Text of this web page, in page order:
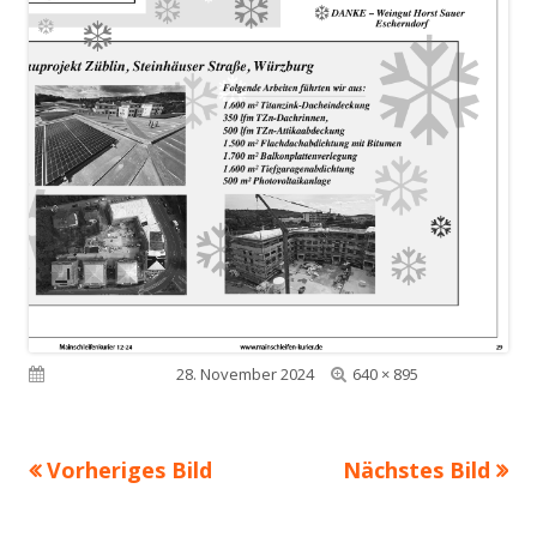
Veröffentlicht am28. November 2024
Volle
640 × 895
Vorheriges Bild Nächstes Bild